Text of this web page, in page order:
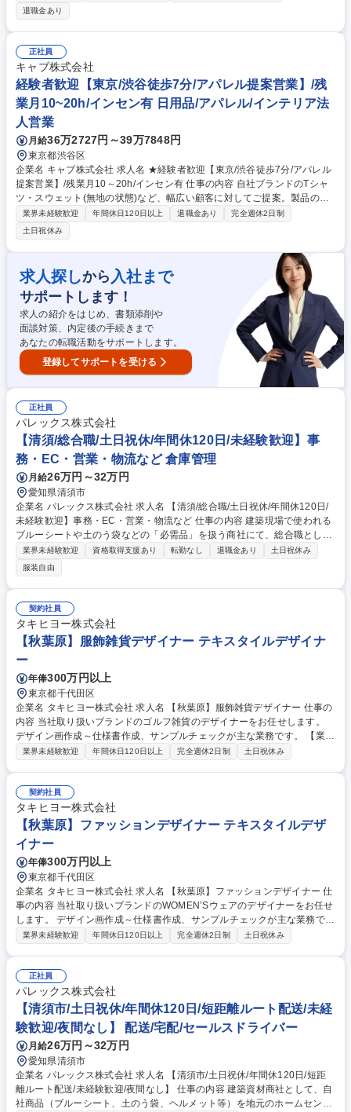
製品仕様の決定や調整などを中心にお任せします。 ≪詳細≫ ■クライアン
ト（販売代理店、化学メーカー等）の要望ヒアリング ■技術部門との製品
仕様・配合に関する打ち合わせ・相談 ■納期、数量、価格の交渉および納
品までのフォロー ■既存顧客8割、新規2割（飛び込み・ノルマなし。事前
アポに基づく活動が中心） ◎入社後は製品研修および先輩との同行OJTが
あるため、異業界出身の方も着実に専門知識を習得可能です。 募集職種
【大阪/営業】顧客と製品をつなぐ化学メーカーの法人営業/年間休日125/
転勤無
退職金あり
正社員
キャブ株式会社
経験者歓迎【東京/渋谷徒歩7分/アパレル提案営業】/残
業月10~20h/インセン有 日用品/アパレル/インテリア法
人営業
月給36万2727円～39万7848円
東京都渋谷区
企業名 キャブ株式会社 求人名 ★経験者歓迎【東京/渋谷徒歩7分/アパレル
提案営業】/残業月10～20h/インセン有 仕事の内容 自社ブランドのTシャ
ツ・スウェット(無地の状態)など、幅広い顧客に対してご提案。製品の強
み×営業力で顧客の事業を支援。将来的にはリーダーやマネージャーとし
ての活躍も期待◎ ★カジュアルな服装で就業可能 ■有名セレクトショッ
プ/アパレル関連企業/広告代理店/芸能事務所など1人あたり約200-300社程
度を担当、チーム毎の営業戦略や新商品発売、シーズンの変わり目等に応
じ、一日平均4-6件の商談にて顧客と折衝します。■高品質・流行の先進性
のある製品で、アイテム数は数百点あり提案は貴方次第。自社ブランドの
強み×貴方のオリジナリティーで顧客ニーズに応じた最適な提案をいただ
くことを期待します。(変更範囲：当社業務全般) 募集職種 ★経験者歓迎
【東京/渋谷徒歩7分/アパレル提案営業】/残業月10～20h/インセン有
業界未経験歓迎 年間休日120日以上 退職金あり
完全週休2日制
土日祝休み
求人探しから 入社まで
サポートします！
求人の紹介をはじめ、書類添削や
面談対策、内定後の手続きまで
あなたの転職活動をサポートします。
登録してサポートを受ける
正社員
パレックス株式会社
【清須/総合職/土日祝休/年間休120日/未経験歓迎】事
務・EC・営業・物流など 倉庫管理
月給26万円～32万円
愛知県清須市
企業名 パレックス株式会社 求人名 【清須/総合職/土日祝休/年間休120日/
未経験歓迎】事務・EC・営業・物流など 仕事の内容 建築現場で使われる
ブルーシートや土のう袋などの「必需品」を扱う商社にて、総合職として
活躍いただきます。適性に応じて、営業、事務、EC運営、物流など幅広
い業務をお任せします。 適性に合わせて以下のいずれかからスタート！ ■
営業：既存のお客様へ新商品や現場資材をご案内 ■事務：注文データの入
力や電話対応 ■EC運営：ネットショップの商品登録やSNS発信 ■倉庫管
理・配送：商品の荷卸し、出荷、近隣への配送（※最大27kg程度の資材あ
り） ■IT支援：社内システムのサポート 募集職種 【清須/総合職/土日祝休/
年間休120日/未経験歓迎】事務・EC・営業・物流など
業界未経験歓迎 資格取得支援あり 転勤なし 退職金あり
土日祝休み
服装自由
契約社員
タキヒヨー株式会社
【秋葉原】服飾雑貨デザイナー テキスタイルデザイナ
ー
年俸300万円以上
東京都千代田区
企業名 タキヒヨー株式会社 求人名 【秋葉原】服飾雑貨デザイナー 仕事の
内容 当社取り扱いブランドのゴルフ雑貨のデザイナーをお任せします。
デザイン画作成～仕様書作成、サンプルチェックが主な業務です。 【業務
の流れ】MDとの打ち合わせ＆コンセプトや素材を決定→デザイン画、仕
用背景】ゴルフウェア市場の拡大に伴い事業戦略強化のための募集となり
ます。 募集職種 【秋葉原】服飾雑貨デザイナー
業界未経験歓迎 年間休日120日以上 完全週休2日制 土日祝休み
契約社員
タキヒヨー株式会社
【秋葉原】ファッションデザイナー テキスタイルデザ
イナー
年俸300万円以上
東京都千代田区
企業名 タキヒヨー株式会社 求人名 【秋葉原】ファッションデザイナー 仕
事の内容 当社取り扱いブランドのWOMEN’Sウェアのデザイナーをお任せ
します。 デザイン画作成～仕様書作成、サンプルチェックが主な業務で
す。 業務の流れ】MDとの打ち合わせ＆コンセプトや素材を決定→デザイ
など 【採用背景】 ゴルフウェア市場の拡大に伴い事業戦略強化のための
募集となります。 募集職種 【秋葉原】ファッションデザイナー
業界未経験歓迎 年間休日120日以上 完全週休2日制 土日祝休み
正社員
パレックス株式会社
【清須市/土日祝休/年間休120日/短距離ルート配送/未経
験歓迎/夜間なし】 配送/宅配/セールスドライバー
月給26万円～32万円
愛知県清須市
企業名 パレックス株式会社 求人名 【清須市/土日祝休/年間休120日/短距
離ルート配送/未経験歓迎/夜間なし】 仕事の内容 建築資材商社として、自
社商品（ブルーシート、土のう袋、ヘルメット等）を地元のホームセンタ